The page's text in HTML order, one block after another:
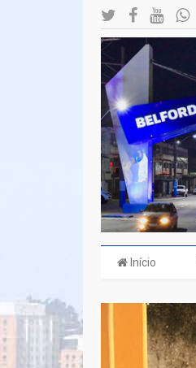
Início